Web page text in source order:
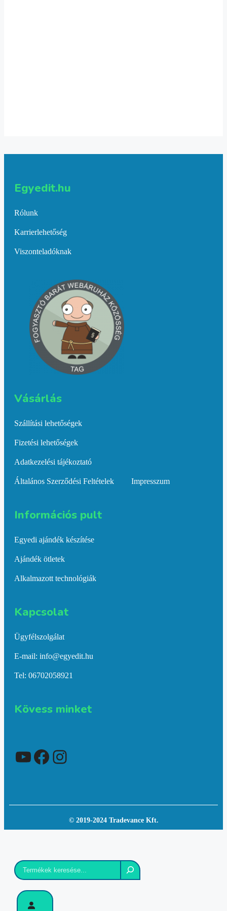
Egyedit.hu
Rólunk
Karrierlehetőség
Viszonteladóknak
Vásárlás​
Szállítási lehetőségek
Fizetési lehetőségek
Adatkezelési tájékoztató
Általános Szerződési Feltételek Impresszum
Információs pult​
Egyedi ajándék készítése
Ajándék ötletek
Alkalmazott technológiák
Kapcsolat​
Ügyfélszolgálat
E-mail: info@egyedit.hu
Tel: 06702058921
Kövess minket
YouTube
Facebook
Instagram
© 2019-2024 Tradevance Kft.
Keresés